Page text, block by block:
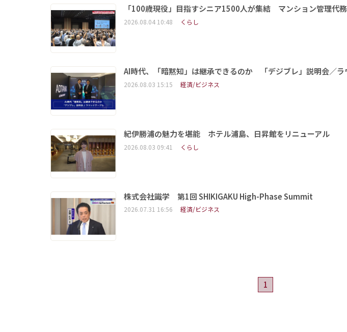
「100歳現役」目指すシニア1500人が集結 マンション管理代
2026.08.04 10:48 くらし
AI時代、「暗黙知」は継承できるのか 「デジブレ」説明会／ラ
2026.08.03 15:15 経済/ビジネス
紀伊勝浦の魅力を堪能 ホテル浦島、日昇館をリニューアル
2026.08.03 09:41 くらし
株式会社識学 第1回 SHIKIGAKU High-Phase Summit
2026.07.31 16:56 経済/ビジネス
1